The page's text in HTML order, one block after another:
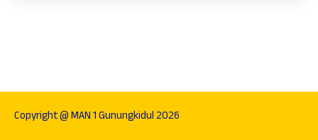
Copyright @ MAN 1 Gunungkidul 2026